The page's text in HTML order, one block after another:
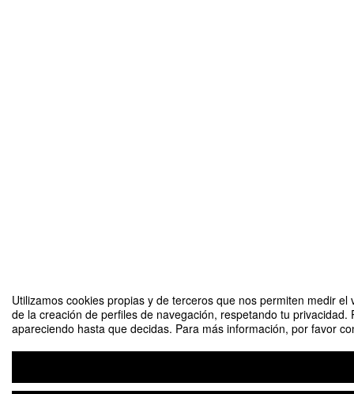
Utilizamos cookies propias y de terceros que nos permiten medir
de la creación de perfiles de navegación, respetando tu
apareciendo hasta que decidas. Para más información, por favor